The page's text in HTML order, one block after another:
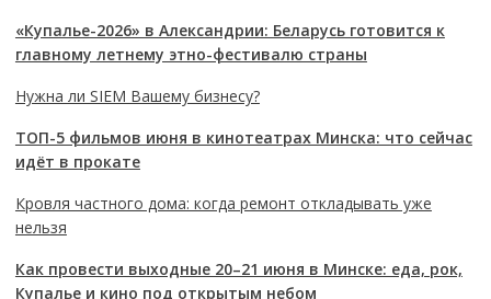
«Купалье-2026» в Александрии: Беларусь готовится к
главному летнему этно-фестивалю страны
Нужна ли SIEM Вашему бизнесу?
ТОП-5 фильмов июня в кинотеатрах Минска: что сейчас
идёт в прокате
Кровля частного дома: когда ремонт откладывать уже
нельзя
Как провести выходные 20–21 июня в Минске: еда, рок,
Купалье и кино под открытым небом